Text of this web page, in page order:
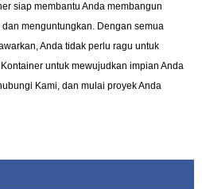
siap membantu Anda membangun
menguntungkan. Dengan semua
Anda tidak perlu ragu untuk
untuk mewujudkan impian Anda
Kami, dan mulai proyek Anda